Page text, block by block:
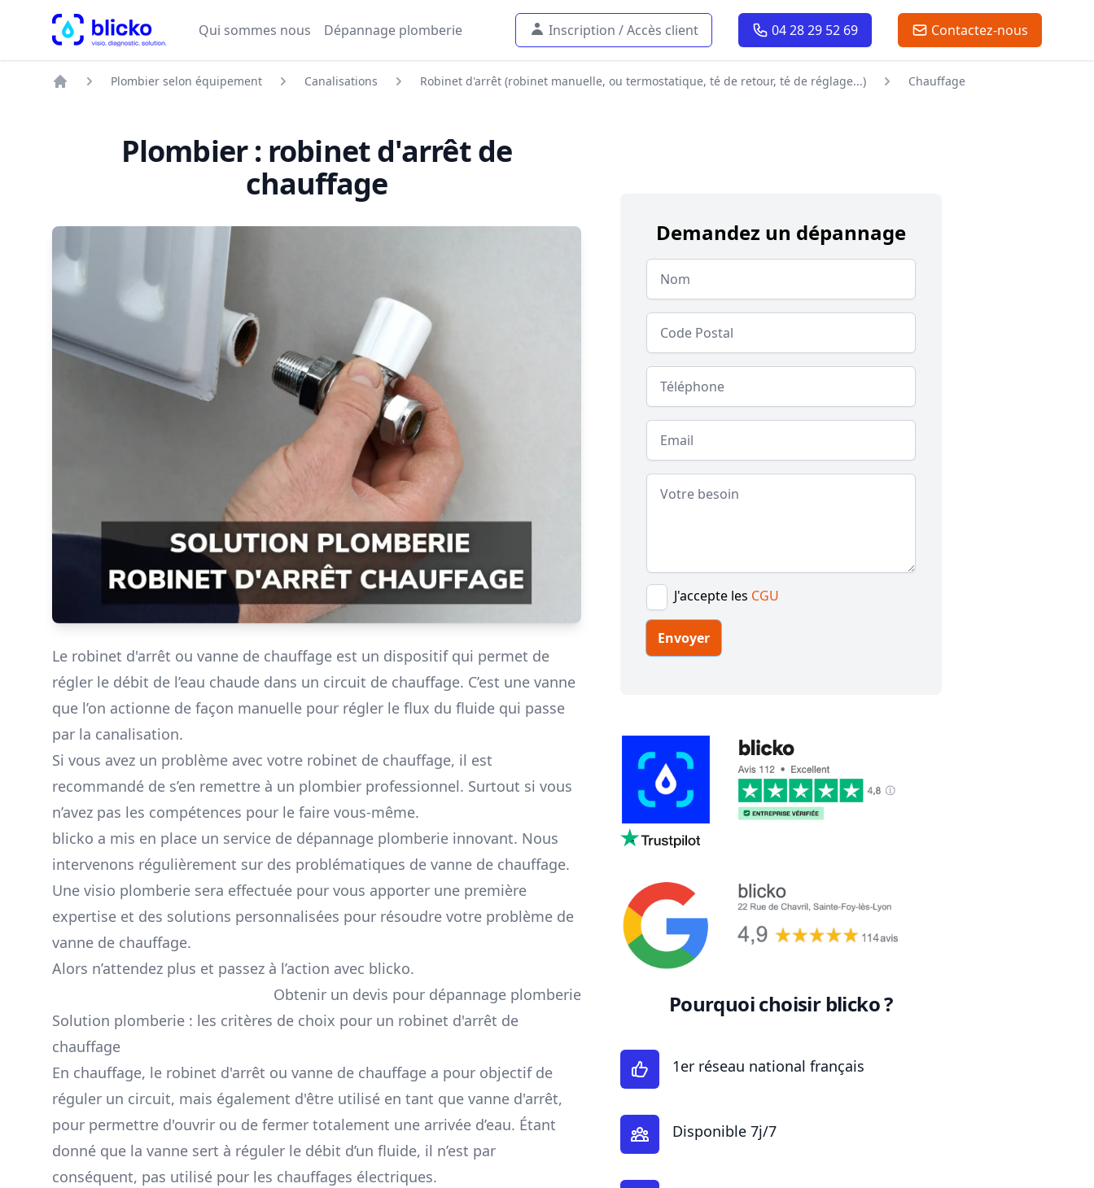
blicko Qui sommes nous Dépannage plomberie Inscription / Accès client 04 28 29 52 69 Contactez-nous
Plombier selon équipement Canalisations Robinet d'arrêt (robinet manuelle, ou termostatique, té de retour, té de réglage...) Chauffage
Plombier : robinet d'arrêt de
chauffage
Le robinet d'arrêt ou vanne de chauffage est un dispositif qui permet de
régler le débit de l’eau chaude dans un circuit de chauffage. C’est une vanne
que l’on actionne de façon manuelle pour régler le flux du fluide qui passe
par la canalisation.
Si vous avez un problème avec votre robinet de chauffage, il est
recommandé de s’en remettre à un plombier professionnel. Surtout si vous
n’avez pas les compétences pour le faire vous-même.
blicko a mis en place un service de dépannage plomberie innovant. Nous
intervenons régulièrement sur des problématiques de vanne de chauffage.
Une visio plomberie sera effectuée pour vous apporter une première
expertise et des solutions personnalisées pour résoudre votre problème de
vanne de chauffage.
Alors n’attendez plus et passez à l’action avec blicko.
Obtenir un devis pour dépannage plomberie
Solution plomberie : les critères de choix pour un robinet d'arrêt de
chauffage
En chauffage, le robinet d'arrêt ou vanne de chauffage a pour objectif de
réguler un circuit, mais également d'être utilisé en tant que vanne d'arrêt,
pour permettre d'ouvrir ou de fermer totalement une arrivée d’eau. Étant
donné que la vanne sert à réguler le débit d’un fluide, il n’est par
conséquent, pas utilisé pour les chauffages électriques.
Demandez un dépannage
Nom
Code postal
Téléphone
Email
Message
J'accepte les CGU
Envoyer
Pourquoi choisir blicko ?
1er réseau national français
Disponible 7j/7